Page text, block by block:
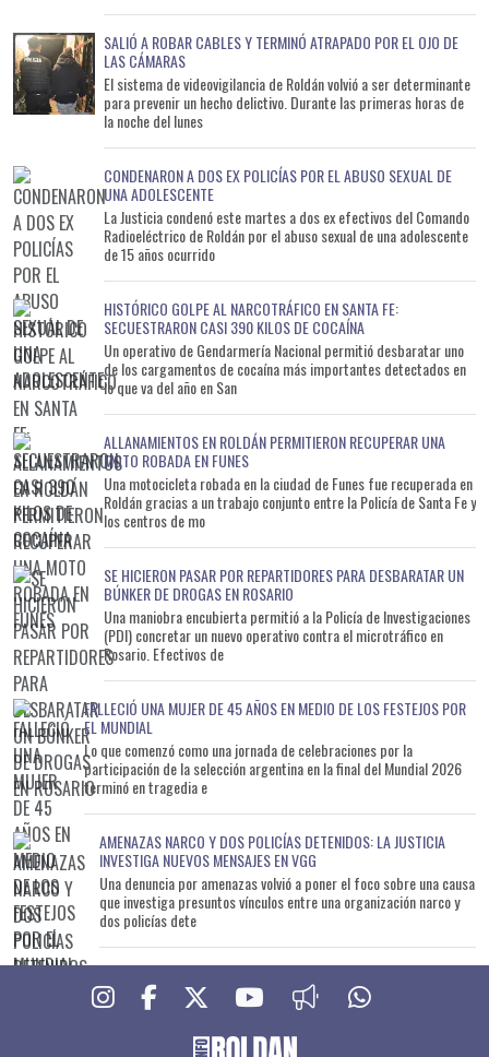
SALIÓ A ROBAR CABLES Y TERMINÓ ATRAPADO POR EL OJO DE
LAS CÁMARAS
El sistema de videovigilancia de Roldán volvió a ser determinante
para prevenir un hecho delictivo. Durante las primeras horas de
la noche del lunes
CONDENARON A DOS EX POLICÍAS POR EL ABUSO SEXUAL DE
UNA ADOLESCENTE
La Justicia condenó este martes a dos ex efectivos del Comando
Radioeléctrico de Roldán por el abuso sexual de una adolescente
de 15 años ocurrido
HISTÓRICO GOLPE AL NARCOTRÁFICO EN SANTA FE:
SECUESTRARON CASI 390 KILOS DE COCAÍNA
Un operativo de Gendarmería Nacional permitió desbaratar uno
de los cargamentos de cocaína más importantes detectados en
lo que va del año en San
ALLANAMIENTOS EN ROLDÁN PERMITIERON RECUPERAR UNA
MOTO ROBADA EN FUNES
Una motocicleta robada en la ciudad de Funes fue recuperada en
Roldán gracias a un trabajo conjunto entre la Policía de Santa Fe y
los centros de mo
SE HICIERON PASAR POR REPARTIDORES PARA DESBARATAR UN
BÚNKER DE DROGAS EN ROSARIO
Una maniobra encubierta permitió a la Policía de Investigaciones
(PDI) concretar un nuevo operativo contra el microtráfico en
Rosario. Efectivos de
FALLECIÓ UNA MUJER DE 45 AÑOS EN MEDIO DE LOS FESTEJOS POR
EL MUNDIAL
Lo que comenzó como una jornada de celebraciones por la
participación de la selección argentina en la final del Mundial 2026
terminó en tragedia e
AMENAZAS NARCO Y DOS POLICÍAS DETENIDOS: LA JUSTICIA
INVESTIGA NUEVOS MENSAJES EN VGG
Una denuncia por amenazas volvió a poner el foco sobre una causa
que investiga presuntos vínculos entre una organización narco y
dos policías dete